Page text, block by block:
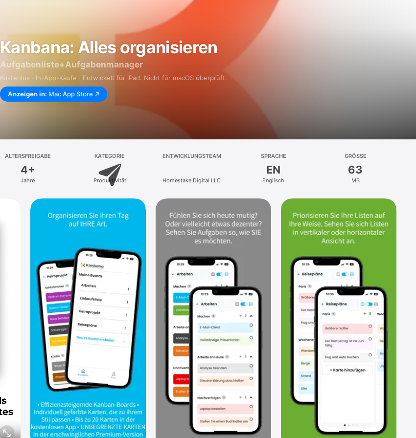
Kanbana: Alles organisieren
Aufgabenliste+Aufgabenmanager
Kostenlos · In-App-Käufe · Entwickelt für iPad. Nicht für macOS überprüft.
Anzeigen in: Mac App Store
ALTERSFREIGABE
4+
Jahre
KATEGORIE
Produktivität
ENTWICKLUNGSTEAM
Homestake Digital LLC
SPRACHE
EN
Englisch
GRÖSSE
63
MB